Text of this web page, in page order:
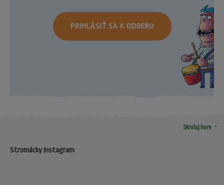
PRIHLÁSIŤ SA K ODBERU
Skroluj hore arrow_drop_up
Stromácky Instagram